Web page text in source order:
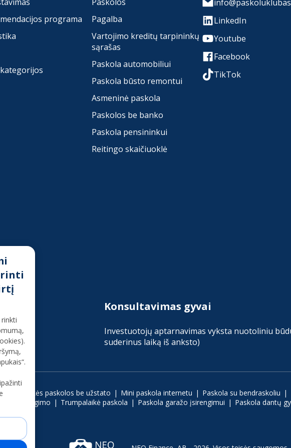
programa
Pagalba
Vartojimo kreditų tarpininkų
sąrašas
Paskola automobiliui
Paskola būsto remontui
Asmeninė paskola
Paskolos be banko
Paskola pensininkui
Reitingo skaičiuoklė
LinkedIn
Youtube
Facebook
TikTok
Konsultavimas gyvai
Investuotojų aptarnavimas vyksta nuotoliniu
suderinus laiką iš anksto)
Ilgalaikės paskolos be užstato Mini paskola internetu Paskola su bendraskoliu
be pabrangimo Trumpalaikė paskola Paskola garažo įsirengimui Paskola dantų